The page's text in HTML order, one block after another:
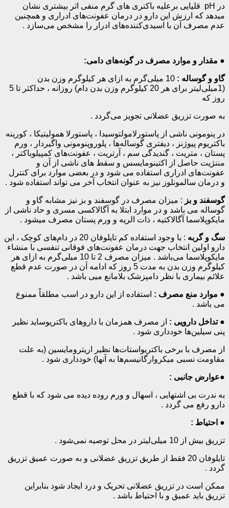
در pH قلیایی برعلیه باکتری های گرم منفی اثر بیشتری نشان
میدهد که ارزش این دارو در درمان عفونت‌های ادراری و همچنین
عدم مصرف آن با اسیدی‌کننده‌های ادرار را مشخص می‌سازد .
● مقدار و موارد مصرف در گونه‌های دامی:
گاو و گوساله :
10 میلی‌گرم به­ ازای هر کیلوگرم وزن بدن
(1میلی‌لیتر برای هر 20 کیلوگرم وزن بدن دام) روزانه ، حداکثر تا 5
روز که
به­ صورت تزریق عضلانی تجویز می‌گردد .
در پنومونی ناشی از پاستورلامولتوسیدا ، پاستورلا همولیتیکا ، کورینه
باکتریوم پیوژنز ، دیفتری گوساله‌ها ، پلوروپنومونی واگیردار ، ورم
پستان ، متریت ، گندیدگی سم ، آرتریت ، عفونت‌های کمپیلوباکتر ،
مننژیت حاصل از اکتینومایسس و سقط‌ های ناشی از آن و
عفونت‌های ادراری استفاده می شود و در بعضی موارد برای کنترل
و درمان سالمونلوز نیز به­ عنوان انتخاب آخر می تواند استفاده شود .
گوسفند و بز : میزان مصرف در گوسفند و بز نیز مشابه گاو و
گوساله می باشد و در موارد ابتلا به آگالاکسی مسری و حاد ناشی از
مایکوپلاسما آگالاکتیه ، ذات الریه و ورم پستان مصرف می­شود .
سگ و گربه
: با وجود استفاده کم تایلوفان 20 در دام‌های کوچک ، این
دارو اولین انتخاب جهت درمان عفونت‌های فوقانی تنفسی با منشاء
مایکوپلاسما می‌باشد . میزان مصرف 2 تا 10 میلی‌گرم به­ ازای هر
کیلوگرم وزن بدن به­ مدت 5 روز که ادامه آن در صورت عدم قطع
علائم بیماری با نظر دامپزشک بلامانع میی باشد .
● موارد منع مصرف : استفاده از این دارو در اسب مطلقاً ممنوع
می باشد .
● تداخل دارویی : از مصرف همزمان با داروهای باکتریوساید نظیر
پنی سیلین‌ها خودداری شود .
از مصرف با برخی باکتریواستات‌ها نظیر اریترومایسین (به­ علت
مقاومت نسبی میکروارگانیسم‌ها به آنها) خودداری شود .
●عوارض جانبی :
به­ ندرت بی اشتهایی ، اسهال و ورم روده دیده می شود که با قطع
دارو رفع می گردد .
● احتیاط :
تزریق بیش از 10 میلی‌لیتر در محل توصیه نمی‌شود .
تایلوفان 20 فقط از طریق تزریق عضلانی و به ­صورت عمیق تزریق
گردد .
ممکن است در تزریق عضلانی تحریک و درد ایجاد شود بنابراین
تزریق باید عمیق و با احتیاط باشد .